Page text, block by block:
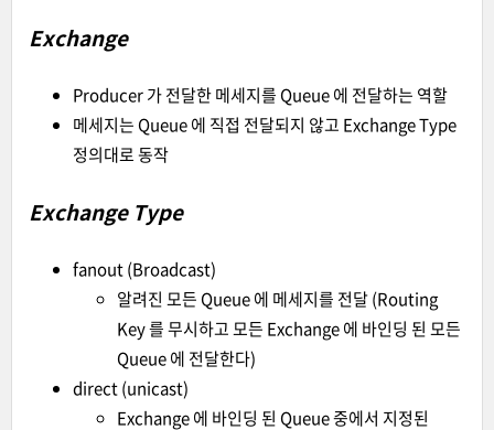
Exchange
Producer 가 전달한 메세지를 Queue 에 전달하는 역할
메세지는 Queue 에 직접 전달되지 않고 Exchange Type
정의대로 동작
Exchange Type
fanout (Broadcast)
알려진 모든 Queue 에 메세지를 전달 (Routing
Key 를 무시하고 모든 Exchange 에 바인딩 된 모든
Queue 에 전달한다)
direct (unicast)
Exchange 에 바인딩 된 Queue 중에서 지정된